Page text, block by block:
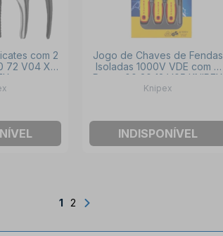
com 2
72 V04 XS
Jogo de Chaves de Fendas
Isoladas 1000V VDE com 6
Peças 00 20 12 V05 KNIPEX
Knipex
INDISPONÍVEL
1 2